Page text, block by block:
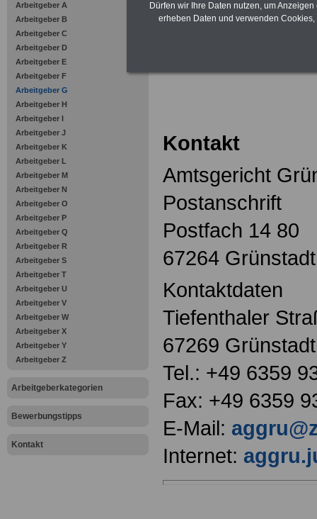
Arbeitgeber A
Arbeitgeber B
Arbeitgeber C
Arbeitgeber D
Arbeitgeber E
Arbeitgeber F
Arbeitgeber G
Arbeitgeber H
Arbeitgeber I
Arbeitgeber J
Arbeitgeber K
Arbeitgeber L
Arbeitgeber M
Arbeitgeber N
Arbeitgeber O
Arbeitgeber P
Arbeitgeber Q
Arbeitgeber R
Arbeitgeber S
Arbeitgeber T
Arbeitgeber U
Arbeitgeber V
Arbeitgeber W
Arbeitgeber X
Arbeitgeber Y
Arbeitgeber Z
Arbeitgeberkategorien
Bewerbungstipps
Kontakt
Kontakt
Amtsgericht
Postanschrift
Postfach 14 80
67264 Grünstadt
Kontaktdaten
Tiefenthaler
67269 Grünstadt
Tel.: +49 6359
Fax: +49 6359
E-Mail:
Internet:
Dürfen wir Ihre Daten nutzen, um
erheben Daten und verwenden